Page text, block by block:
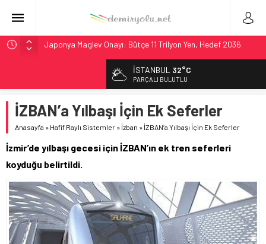
Japonya Maglev Onayı: Bütçe 11 Trilyon Yen, Hedef 2036
Toronto Metrosu’nda Kapasite %40 Artıyor: Hitachi Rail
Metrolinx’in 604 Milyon CAD’lik Toronto Uzatmasında Kazı
Başladı
Hitachi Rail’den Toronto’ya: %40 Kapasite Artışı Getiren
CBTC Anlaşması
Siemens ve Stadler’dan Berlin S-Bahn’a 350 Trenlik Dev
Sözleşme
İSTANBUL 32°C
PARÇALI BULUTLU
İZBAN’a Yılbaşı İçin Ek Seferler
Anasayfa » Hafif Raylı Sistemler » İzban » İZBAN’a Yılbaşı İçin Ek Seferler
İzmir’de yılbaşı gecesi için İZBAN’ın ek tren seferleri
koyduğu belirtildi.